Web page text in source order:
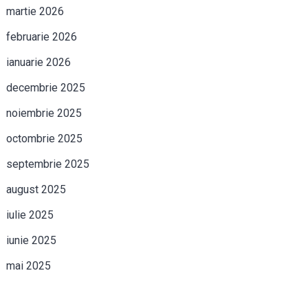
martie 2026
februarie 2026
ianuarie 2026
decembrie 2025
noiembrie 2025
octombrie 2025
septembrie 2025
august 2025
iulie 2025
iunie 2025
mai 2025